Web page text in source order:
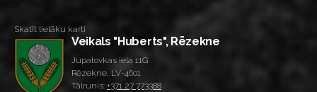
Skatīt lielāku karti
Veikals "Huberts", Rēzekne
Jupatovkas iela 11G
Rēzekne, LV-4601
Tālrunis: +371 27 773388